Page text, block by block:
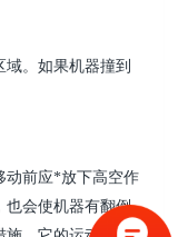
。如果机器撞到
动前应*放下高空作
也会使机器有翻倒